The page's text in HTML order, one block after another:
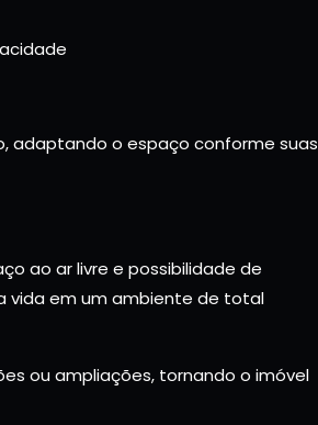
adaptando o espaço conforme suas
ao ar livre e possibilidade de
vida em um ambiente de total
ou ampliações, tornando o imóvel